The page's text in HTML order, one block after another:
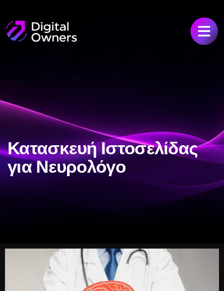
Κατασκευή Ιστοσελίδας
για Νευρολόγο